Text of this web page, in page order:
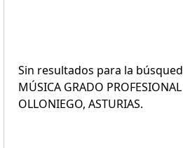
Sin resultados para la
MÚSICA GRADO
OLLONIEGO, ASTURIAS.